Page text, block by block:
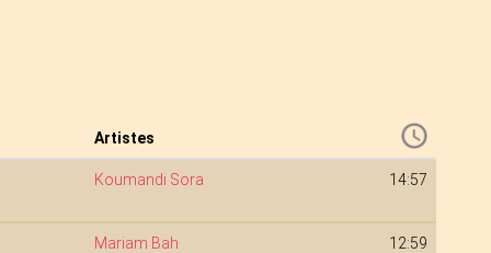
Artistes
Koumandi Sora 14:57
Mariam Bah 12:59